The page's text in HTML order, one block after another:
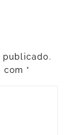
publicado.
com *